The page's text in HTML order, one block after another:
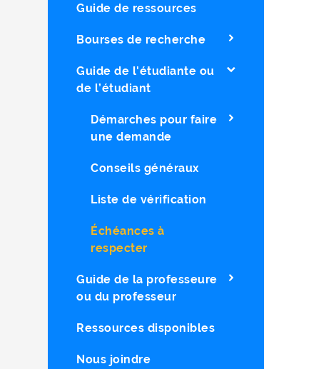
Guide de ressources
Bourses de recherche
Guide de l'étudiante ou
de l’étudiant
Démarches pour faire
une demande
Conseils généraux
Liste de vérification
Échéances à
respecter
Guide de la professeure
ou du professeur
Ressources disponibles
Nous joindre